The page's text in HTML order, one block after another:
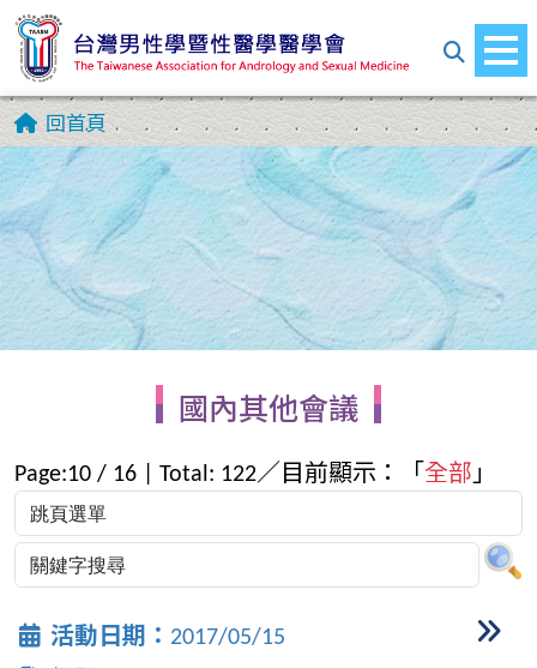
回首頁
國內其他會議
Page:10 / 16 | Total: 122／目前顯示：「 全部」
活動日期： 2017/05/15